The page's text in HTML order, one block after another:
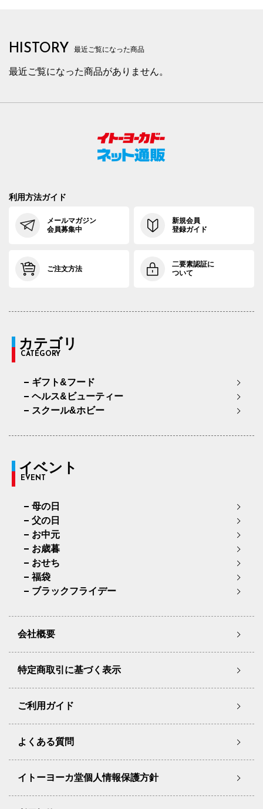
HISTORY 最近ご覧になった商品
最近ご覧になった商品がありません。
利用方法ガイド
メールマガジン
会員募集中
新規会員
登録ガイド
ご注文方法
二要素認証に
ついて
カテゴリ
CATEGORY
ギフト&フード
ヘルス&ビューティー
スクール&ホビー
イベント
EVENT
母の日
父の日
お中元
お歳暮
おせち
福袋
ブラックフライデー
会社概要
特定商取引に基づく表示
ご利用ガイド
よくある質問
イトーヨーカ堂個人情報保護方針